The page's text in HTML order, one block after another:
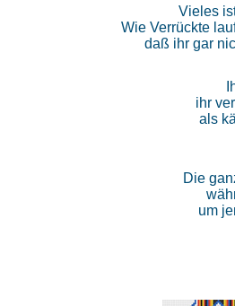
Vieles
Wie Verrückte
daß ihr gar
ihr
als
Die
um